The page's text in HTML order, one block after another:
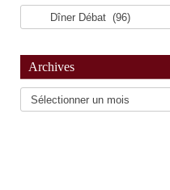
Archives
Archives